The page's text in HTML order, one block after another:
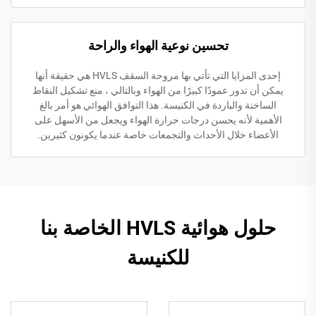
تحسين نوعية الهواء والراحة
إحدى المزايا التي تأتي بها مروحة السقف HVLS هي حقيقة أنها
يمكن أن تدور عمودًا كبيرًا من الهواء وبالتالي ، منع تشكيل النقاط
الساخنة والباردة في الكنيسة. هذا التوافق الهوائي هو أمر بالغ
الأهمية لأنه يحسن درجات حرارة الهواء ويجعل من الأسهل على
الأعضاء خلال الأحداث والتجمعات خاصة عندما يكونون كثيرين.
حلول هوائية HVLS الخاصة بنا
للكنيسة